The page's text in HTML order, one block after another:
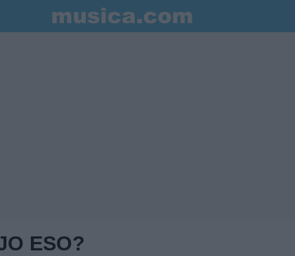
ESO?